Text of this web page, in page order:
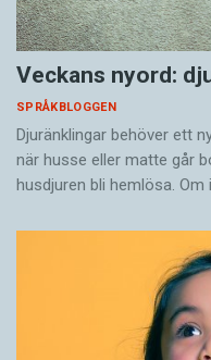
Veckans nyord:
SPRÅKBLOGGEN
Djuränklingar behöver ett
när husse eller matte går
husdjuren bli hemlösa. Om